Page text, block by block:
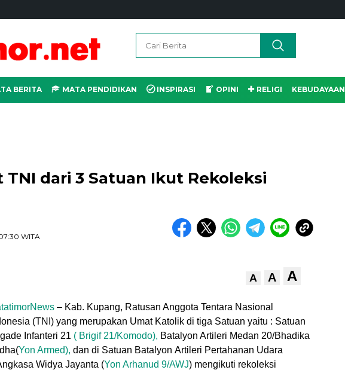
BERITA MATA PENDIDIKAN INSPIRASI OPINI RELIGI KEBUDAYAAN
TNI dari 3 Satuan Ikut Rekoleksi
WITA
A A A
– Kab. Kupang, Ratusan Anggota Tentara Nasional
(TNI) yang merupakan Umat Katolik di tiga Satuan yaitu : Satuan
Infanteri 21 ( Brigif 21/Komodo), Batalyon Artileri Medan 20/Bhadika
Yon Armed), dan di Satuan Batalyon Artileri Pertahanan Udara
Widya Jayanta (Yon Arhanud 9/AWJ) mengikuti rekoleksi